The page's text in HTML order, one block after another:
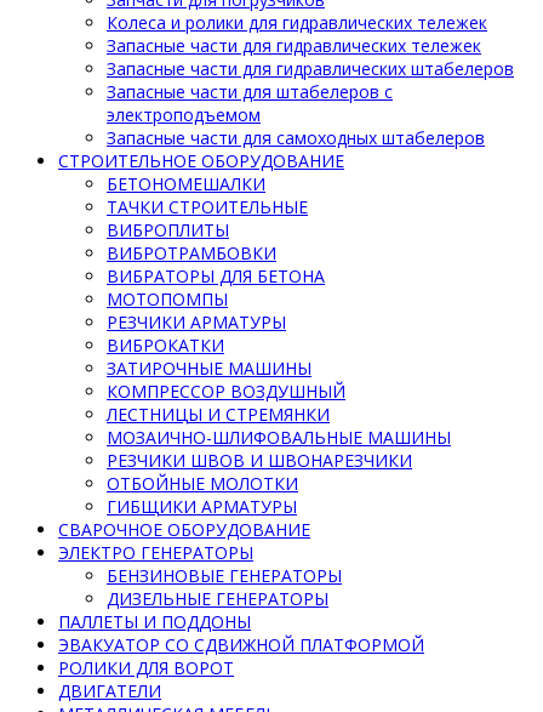
Колеса и ролики для гидравлических тележек
Запасные части для гидравлических тележек
Запасные части для гидравлических штабелеров
Запасные части для штабелеров с
электроподъемом
Запасные части для самоходных штабелеров
СТРОИТЕЛЬНОЕ ОБОРУДОВАНИЕ
БЕТОНОМЕШАЛКИ
ТАЧКИ СТРОИТЕЛЬНЫЕ
ВИБРОПЛИТЫ
ВИБРОТРАМБОВКИ
ВИБРАТОРЫ ДЛЯ БЕТОНА
МОТОПОМПЫ
РЕЗЧИКИ АРМАТУРЫ
ВИБРОКАТКИ
ЗАТИРОЧНЫЕ МАШИНЫ
КОМПРЕССОР ВОЗДУШНЫЙ
ЛЕСТНИЦЫ И СТРЕМЯНКИ
МОЗАИЧНО-ШЛИФОВАЛЬНЫЕ МАШИНЫ
РЕЗЧИКИ ШВОВ И ШВОНАРЕЗЧИКИ
ОТБОЙНЫЕ МОЛОТКИ
ГИБЩИКИ АРМАТУРЫ
СВАРОЧНОЕ ОБОРУДОВАНИЕ
ЭЛЕКТРО ГЕНЕРАТОРЫ
БЕНЗИНОВЫЕ ГЕНЕРАТОРЫ
ДИЗЕЛЬНЫЕ ГЕНЕРАТОРЫ
ПАЛЛЕТЫ И ПОДДОНЫ
ЭВАКУАТОР СО СДВИЖНОЙ ПЛАТФОРМОЙ
РОЛИКИ ДЛЯ ВОРОТ
ДВИГАТЕЛИ